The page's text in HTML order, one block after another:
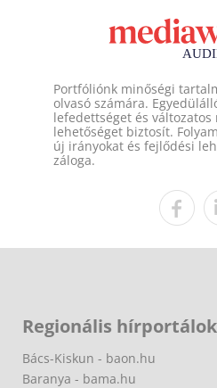
Portfóliónk minőségi
olvasó számára.
lefedettséget és változatos
lehetőséget biztosít.
új irányokat és fejlődési
záloga.
Regionális hírportálok
Bács-Kiskun - baon.hu
Baranya - bama.hu